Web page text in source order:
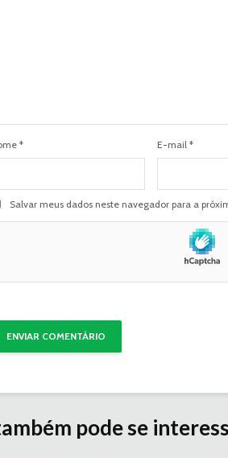
* E-mail *
Salvar meus dados neste navegador para a
pode se